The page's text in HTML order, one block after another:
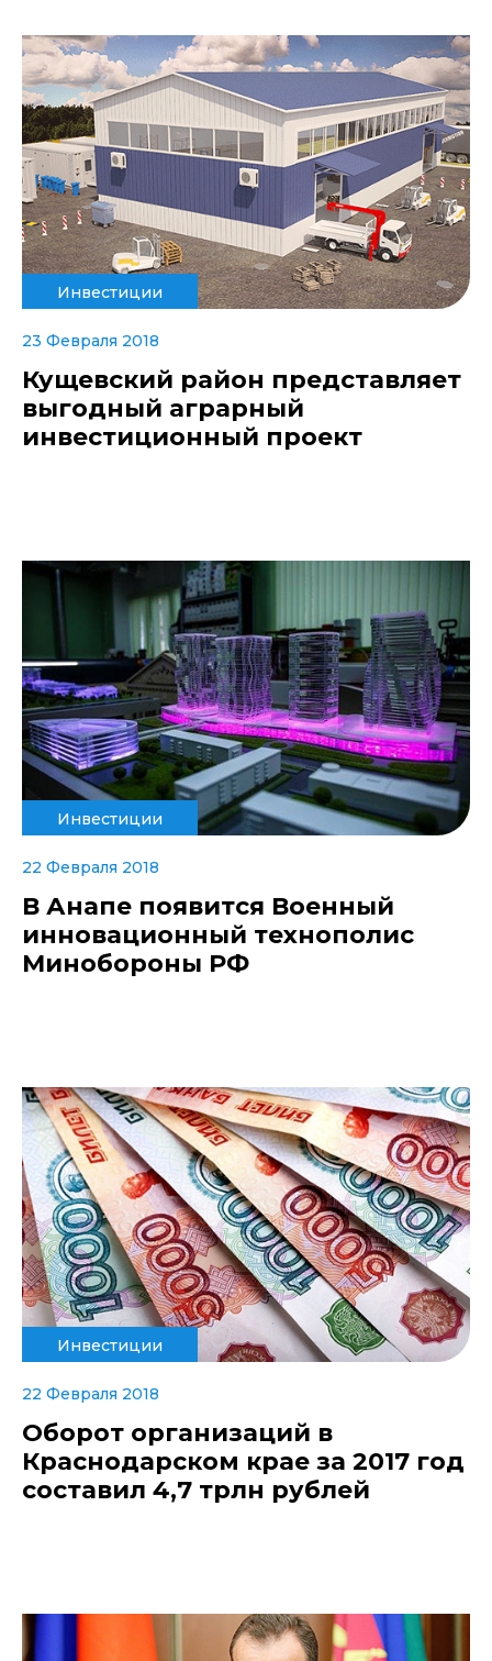
Инвестиции
23 Февраля 2018
Кущевский район представляет
выгодный аграрный
инвестиционный проект
Инвестиции
22 Февраля 2018
В Анапе появится Военный
инновационный технополис
Минобороны РФ
Инвестиции
22 Февраля 2018
Оборот организаций в
Краснодарском крае за 2017 год
составил 4,7 трлн рублей